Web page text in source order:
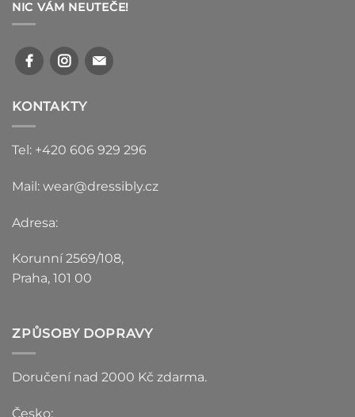
NIC VÁM NEUTEČE!
KONTAKTY
Tel: +420 606 929 296
Mail: wear@dressibly.cz
Adresa:
Korunní 2569/108,
Praha, 101 00
ZPŮSOBY DOPRAVY
Doručení nad 2000 Kč zdarma.
Česko: